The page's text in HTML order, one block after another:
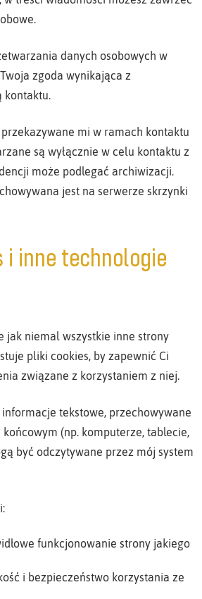
danych osobowych w
zgoda wynikająca z
kontaktu.
mi w ramach kontaktu
są wyłącznie w celu kontaktu z
może podlegać archiwizacji.
jest na serwerze skrzynki
i inne technologie
jak niemal wszystkie inne strony
pliki cookies, by zapewnić Ci
związane z korzystaniem z niej.
tekstowe, przechowywane
(np. komputerze, tablecie,
być odczytywane przez mój system
funkcjonowanie strony jakiego
i bezpieczeństwo korzystania ze